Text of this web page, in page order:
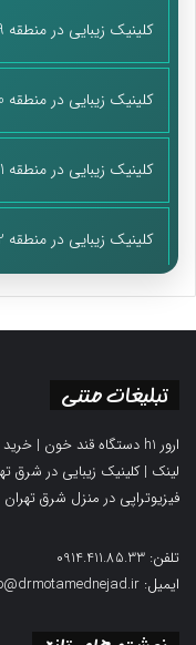
کلینیک زیبایی در منطقه 19
کلینیک زیبایی در منطقه 20
کلینیک زیبایی در منطقه 21
کلینیک زیبایی در منطقه 22
تبلیغات متنی
ارور h1 دستگاه قند خون |
لینک |کلینیک زیبایی در شرق
فیزیوتراپی در منزل شرق تهران
تلفن: 0914.411.85.33
ایمیل: info@drmotamednejad.ir